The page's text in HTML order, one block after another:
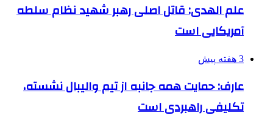
علم الهدی: قاتل اصلی رهبر شهید نظام سلطه
آمریکایی است
3 هفته پیش
عارف: حمایت همه جانبه از تیم والیبال نشسته،
تکلیفی راهبردی است